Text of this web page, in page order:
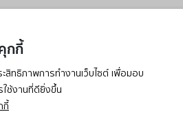
กกี้
ทธิภาพการทำงานเว็บไซต์ เพื่อมอบ
ช้งานที่ดียิ่งขึ้น
กี้
while loading